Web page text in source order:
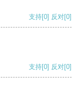
支持[0] 反对[0]
支持[0] 反对[0]